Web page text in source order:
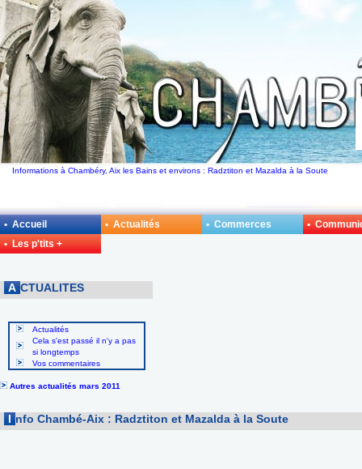
Informations à Chambéry, Aix les Bains et environs : Radztiton et Mazalda à la Soute
A CTUALITES
Actualités
Cela s'est passé il n'y a pas
si longtemps
Vos commentaires
Autres actualités mars 2011
I nfo Chambé-Aix : Radztiton et Mazalda à la Soute
• Accueil • Actualités • Commerces
•
• Les p'tits +